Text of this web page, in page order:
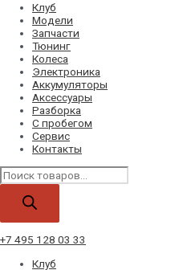
Клуб
Модели
Запчасти
Тюнинг
Колеса
Электроника
Аккумуляторы
Аксессуары
Разборка
С пробегом
Сервис
Контакты
Поиск
товаров
+7 495 128 03 33
Клуб